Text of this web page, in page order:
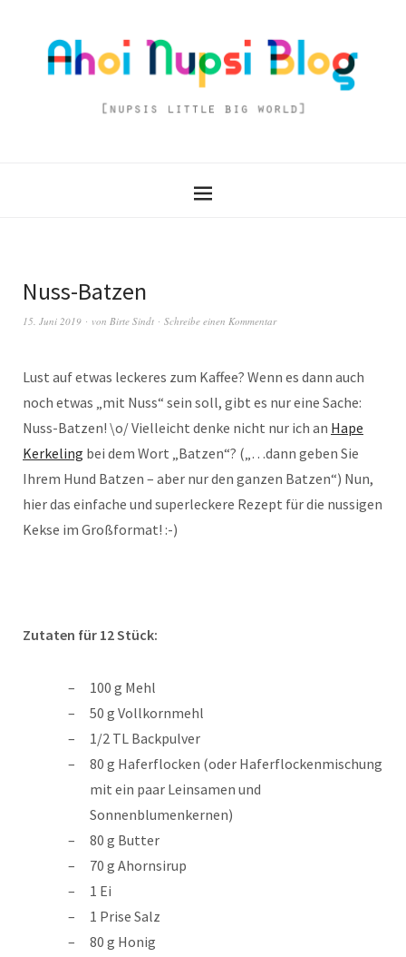
Nuss-Batzen
15. Juni 2019 von Birte Sindt Schreibe einen Kommentar
Lust auf etwas leckeres zum Kaffee? Wenn es dann auch
noch etwas „mit Nuss“ sein soll, gibt es nur eine Sache:
Nuss-Batzen! \o/ Vielleicht denke nicht nur ich an Hape
Kerkeling bei dem Wort „Batzen“? („…dann geben Sie
Ihrem Hund Batzen – aber nur den ganzen Batzen“) Nun,
hier das einfache und superleckere Rezept für die nussigen
Kekse im Großformat! :-)
Zutaten für 12 Stück:
100 g Mehl
50 g Vollkornmehl
1/2 TL Backpulver
80 g Haferflocken (oder Haferflockenmischung
mit ein paar Leinsamen und
Sonnenblumenkernen)
80 g Butter
70 g Ahornsirup
1 Ei
1 Prise Salz
80 g Honig